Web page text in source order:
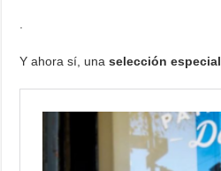
Y ahora sí, unaselección especial